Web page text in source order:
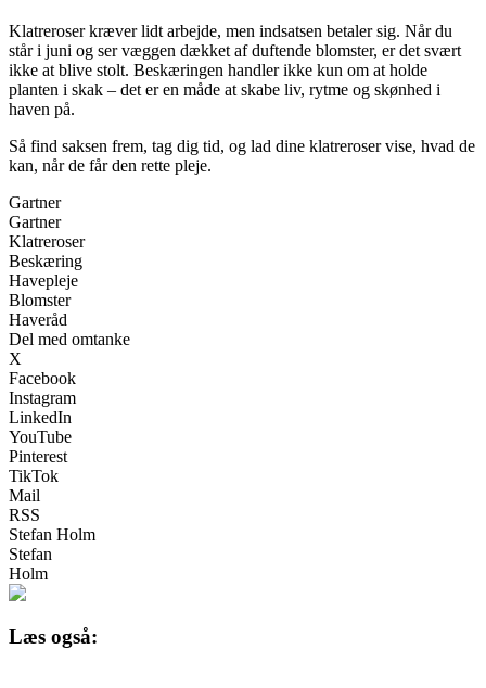
Klatreroser kræver lidt arbejde, men indsatsen betaler sig. Når du
står i juni og ser væggen dækket af duftende blomster, er det svært
ikke at blive stolt. Beskæringen handler ikke kun om at holde
planten i skak – det er en måde at skabe liv, rytme og skønhed i
haven på.
Så find saksen frem, tag dig tid, og lad dine klatreroser vise, hvad de
kan, når de får den rette pleje.
Gartner
Gartner
Klatreroser
Beskæring
Havepleje
Blomster
Haveråd
Del med omtanke
X
Facebook
Instagram
LinkedIn
YouTube
Pinterest
TikTok
Mail
RSS
Stefan Holm
Stefan
Holm
Læs også: